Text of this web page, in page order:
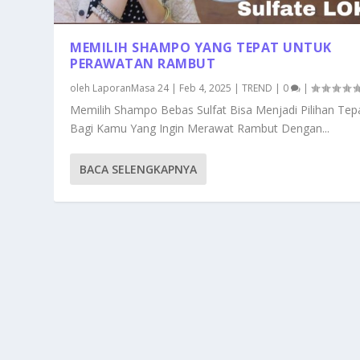
MEMILIH SHAMPO YANG TEPAT UNTUK
PERAWATAN RAMBUT
oleh LaporanMasa 24| Feb 4, 2025 |TREND 0 |
Memilih Shampo Bebas Sulfat Bisa Menjadi Pilihan
Bagi Kamu Yang Ingin Merawat Rambut Dengan...
BACA SELENGKAPNYA